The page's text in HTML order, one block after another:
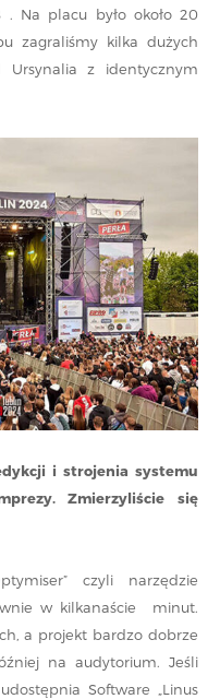
Na placu było około 20
zagraliśmy kilka dużych
z identycznym
i strojenia systemu
Zmierzyliście się
czyli narzędzie
w kilkanaście minut.
a projekt bardzo dobrze
na audytorium. Jeśli
Software „Linus